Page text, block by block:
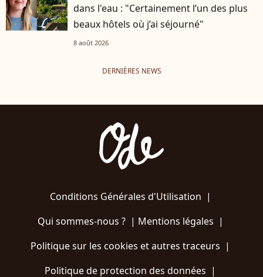
dans l'eau : "Certainement l’un des plus
beaux hôtels où j’ai séjourné"
8 août 2026
DERNIÈRES NEWS
Conditions Générales d'Utilisation |
Qui sommes-nous ?| Mentions légales |
Politique sur les cookies et autres traceurs |
Politique de protection des données |